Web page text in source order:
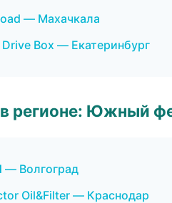
— Махачкала
Drive Box — Екатеринбург
регионе: Южный
— Волгоград
Oil&Filter — Краснодар